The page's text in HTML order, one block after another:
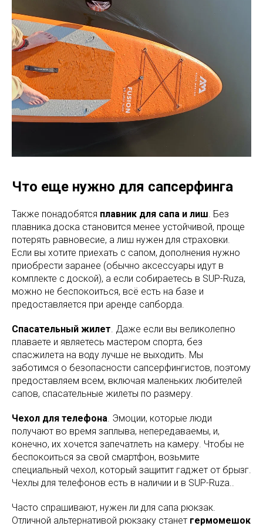
Что еще нужно для сапсерфинга
Также понадобятся плавник для сапа и лиш . Без
плавника доска становится менее устойчивой, проще
потерять равновесие, а лиш нужен для страховки.
Если вы хотите приехать с сапом, дополнения нужно
приобрести заранее (обычно аксессуары идут в
комплекте с доской), а если собираетесь в SUP-Ruza,
можно не беспокоиться, всё есть на базе и
предоставляется при аренде сапборда.
Спасательный жилет . Даже если вы великолепно
плаваете и являетесь мастером спорта, без
спасжилета на воду лучше не выходить. Мы
заботимся о безопасности сапсерфингистов, поэтому
предоставляем всем, включая маленьких любителей
сапов, спасательные жилеты по размеру.
Чехол для телефона . Эмоции, которые люди
получают во время заплыва, непередаваемы, и,
конечно, их хочется запечатлеть на камеру. Чтобы не
беспокоиться за свой смартфон, возьмите
специальный чехол, который защитит гаджет от брызг.
Чехлы для телефонов есть в наличии и в SUP-Ruza..
Часто спрашивают, нужен ли для сапа рюкзак.
Отличной альтернативой рюкзаку станет гермомешок